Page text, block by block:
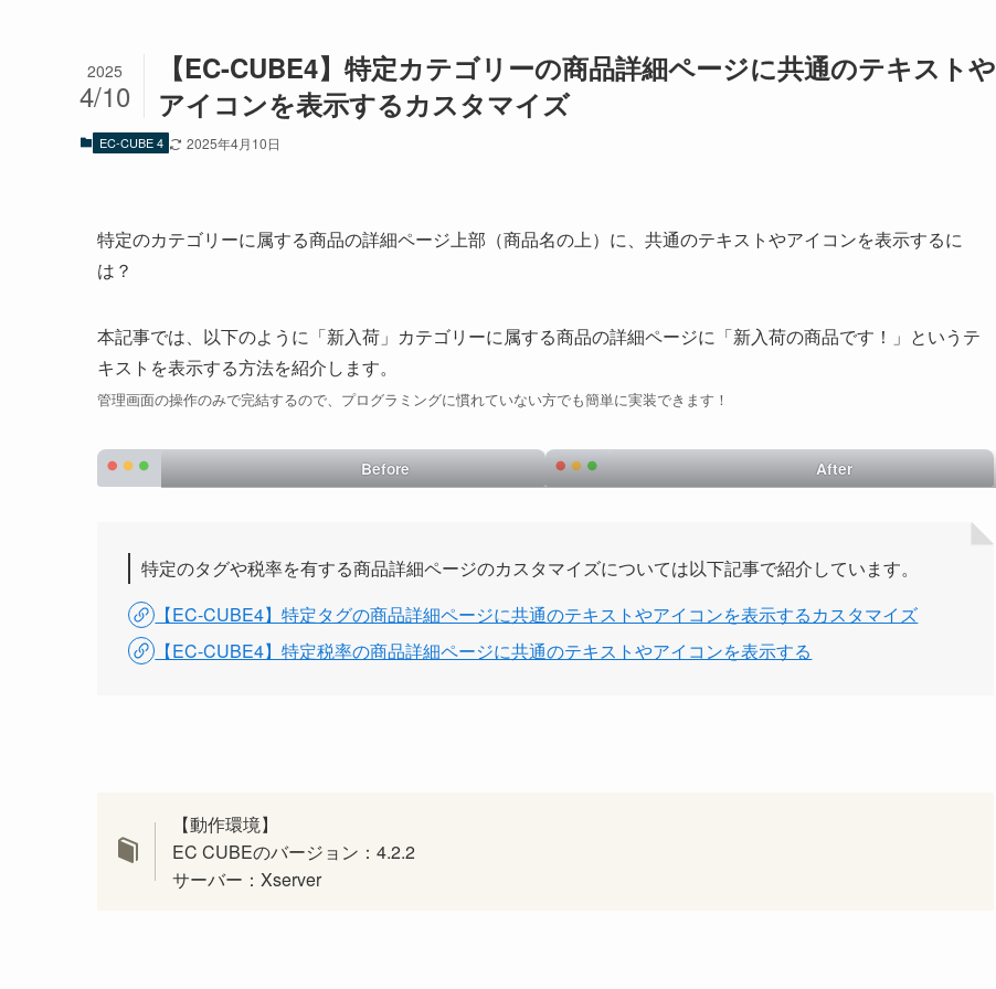
【EC-CUBE4】特定カテゴリーの商品詳細ページに共通のテキストや
アイコンを表示するカスタマイズ
2025
4/10
EC-CUBE 4 2025年4月10日
特定のカテゴリーに属する商品の詳細ページ上部（商品名の上）に、共通のテキストやアイコンを表示するに
は？
本記事では、以下のように「新入荷」カテゴリーに属する商品の詳細ページに「新入荷の商品です！」というテ
キストを表示する方法を紹介します。
管理画面の操作のみで完結するので、プログラミングに慣れていない方でも簡単に実装できます！
Before After
特定のタグや税率を有する商品詳細ページのカスタマイズについては以下記事で紹介しています。
【EC-CUBE4】特定タグの商品詳細ページに共通のテキストやアイコンを表示するカスタマイズ
【EC-CUBE4】特定税率の商品詳細ページに共通のテキストやアイコンを表示する
【動作環境】
EC CUBEのバージョン：4.2.2
サーバー：Xserver